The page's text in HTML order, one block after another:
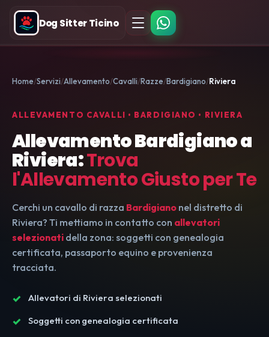
Dog Sitter Ticino
Home Servizi Allevamento Cavalli Razze Bardigiano Riviera
ALLEVAMENTO CAVALLI • BARDIGIANO • RIVIERA
Allevamento Bardigiano a
Riviera:Trova
l'Allevamento Giusto per Te
Cerchi un cavallo di razza Bardigiano nel distretto di
Riviera? Ti mettiamo in contatto con allevatori
selezionati della zona: soggetti con genealogia
certificata, passaporto equino e provenienza
tracciata.
Allevatori di Riviera selezionati
Soggetti con genealogia certificata